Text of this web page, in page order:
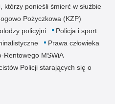
którzy ponieśli śmierć w służbie
Pożyczkowa (KZP)
policyjni
Policja i sport
Prawa człowieka
Rentowego MSWiA
Policji starających się o